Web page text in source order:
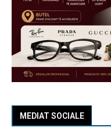
MEDIAT SOCIALE